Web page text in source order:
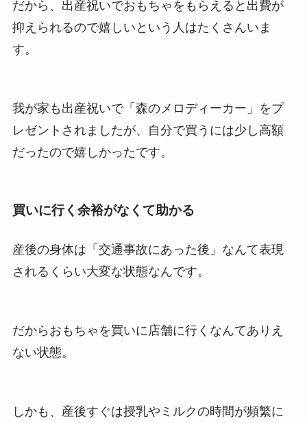
だから、出産祝いでおもちゃをもらえると出費が
抑えられるので嬉しいという人はたくさんいま
す。
我が家も出産祝いで「森のメロディーカー」をプ
レゼントされましたが、自分で買うには少し高額
だったので嬉しかったです。
買いに行く余裕がなくて助かる
産後の身体は「交通事故にあった後」なんて表現
されるくらい大変な状態なんです。
だからおもちゃを買いに店舗に行くなんてありえ
ない状態。
しかも、産後すぐは授乳やミルクの時間が頻繁に